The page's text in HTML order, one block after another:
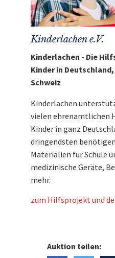
Kinderlachen e.V.
Kinderlachen - Die
Kinder in
Schweiz
Kinderlachen
vielen ehrenamtlichen
Kinder in ganz
dringendsten
Materialien für Schule
medizinische Geräte,
mehr.
zum Hilfsprojekt und
Auktion teilen: